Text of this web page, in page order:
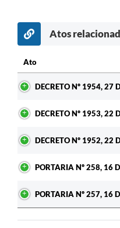
Atos
Ato
DECRETO Nº 1954, 27
DECRETO Nº 1953, 22
DECRETO Nº 1952, 22
PORTARIA Nº 258, 16
PORTARIA Nº 257, 16